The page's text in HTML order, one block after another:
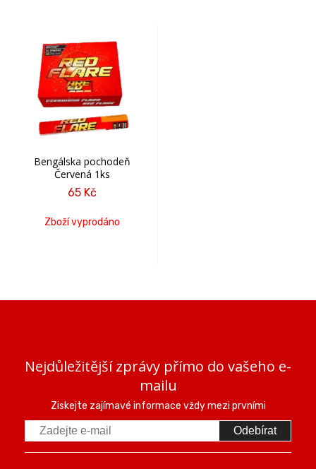
Bengálska pochodeň
Červená 1ks
65 Kč
Zboží vyprodáno
Nejdůležitější zprávy přímo do vašeho e-
mailu
Ziskejte zajímavé informace vždy mezi prvními
Odebírat